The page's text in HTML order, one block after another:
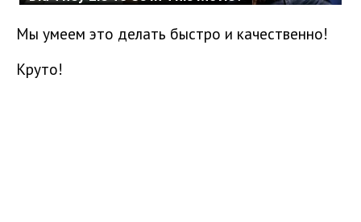
Мы умеем это делать быстро и качественно!
Круто!